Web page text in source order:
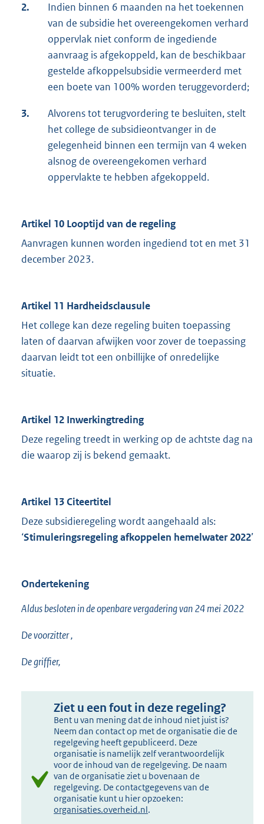
2.
Indien binnen 6 maanden na het toekennen
van de subsidie het overeengekomen verhard
oppervlak niet conform de ingediende
aanvraag is afgekoppeld, kan de beschikbaar
gestelde afkoppelsubsidie vermeerderd met
een boete van 100% worden teruggevorderd;
3.
Alvorens tot terugvordering te besluiten, stelt
het college de subsidieontvanger in de
gelegenheid binnen een termijn van 4 weken
alsnog de overeengekomen verhard
oppervlakte te hebben afgekoppeld.
Artikel 10 Looptijd van de regeling
Aanvragen kunnen worden ingediend tot en met 31
december 2023.
Artikel 11 Hardheidsclausule
Het college kan deze regeling buiten toepassing
laten of daarvan afwijken voor zover de toepassing
daarvan leidt tot een onbillijke of onredelijke
situatie.
Artikel 12 Inwerkingtreding
Deze regeling treedt in werking op de achtste dag na
die waarop zij is bekend gemaakt.
Artikel 13 Citeertitel
Deze subsidieregeling wordt aangehaald als:
‘Stimuleringsregeling afkoppelen hemelwater 2022’
Ondertekening
Aldus besloten in de openbare vergadering van 24 mei 2022
De voorzitter ,
De griffier,
Ziet u een fout in deze regeling?
Bent u van mening dat de inhoud niet juist is?
Neem dan contact op met de organisatie die de
regelgeving heeft gepubliceerd. Deze
organisatie is namelijk zelf verantwoordelijk
voor de inhoud van de regelgeving. De naam
van de organisatie ziet u bovenaan de
regelgeving. De contactgegevens van de
organisatie kunt u hier opzoeken:
organisaties.overheid.nl.